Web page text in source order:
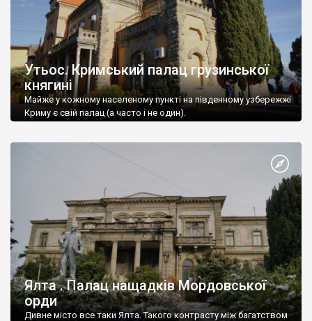
Утьос. Кримський палац грузинської
княгині
Майже у кожному населеному пункті на південному узбережжі
Криму є свій палац (а часто і не один).
Ялта . Палац нащадків Мордовської
орди
Дивне місто все таки Ялта. Такого контрасту між багатством